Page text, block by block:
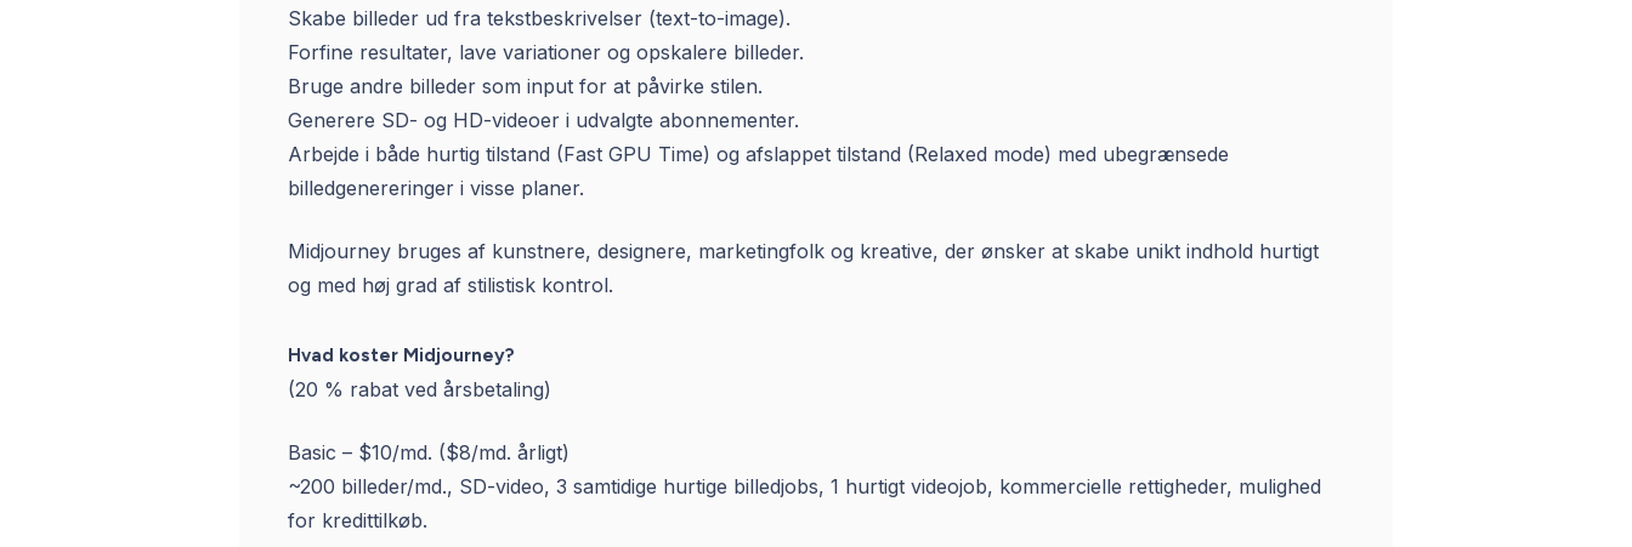
Skabe billeder ud fra tekstbeskrivelser (text-to-image).
Forfine resultater, lave variationer og opskalere billeder.
Bruge andre billeder som input for at påvirke stilen.
Generere SD- og HD-videoer i udvalgte abonnementer.
Arbejde i både hurtig tilstand (Fast GPU Time) og afslappet tilstand (Relaxed mode) med ubegrænsede
billedgenereringer i visse planer.
Midjourney bruges af kunstnere, designere, marketingfolk og kreative, der ønsker at skabe unikt indhold hurtigt
og med høj grad af stilistisk kontrol.
Hvad koster Midjourney?
(20 % rabat ved årsbetaling)
Basic – $10/md. ($8/md. årligt)
~200 billeder/md., SD-video, 3 samtidige hurtige billedjobs, 1 hurtigt videojob, kommercielle rettigheder, mulighed
for kredittilkøb.